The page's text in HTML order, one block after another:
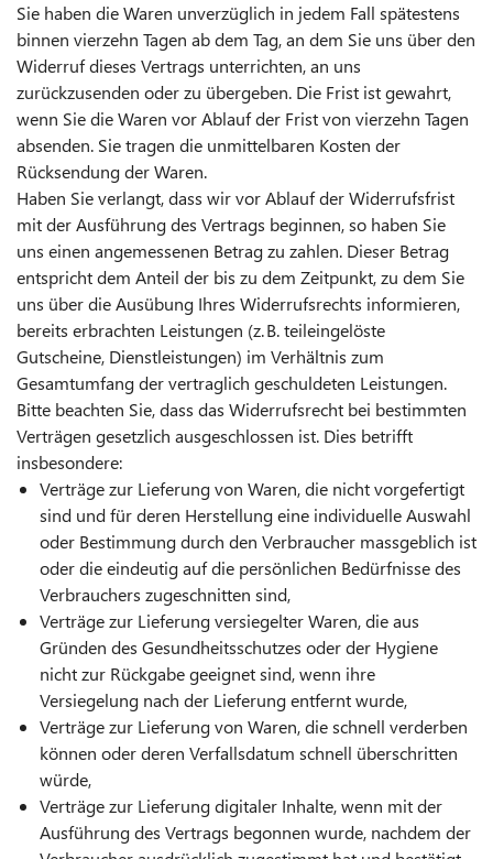
Sie haben die Waren unverzüglich in jedem Fall spätestens
binnen vierzehn Tagen ab dem Tag, an dem Sie uns über den
Widerruf dieses Vertrags unterrichten, an uns
zurückzusenden oder zu übergeben. Die Frist ist gewahrt,
wenn Sie die Waren vor Ablauf der Frist von vierzehn Tagen
absenden. Sie tragen die unmittelbaren Kosten der
Rücksendung der Waren.
Haben Sie verlangt, dass wir vor Ablauf der Widerrufsfrist
mit der Ausführung des Vertrags beginnen, so haben Sie
uns einen angemessenen Betrag zu zahlen. Dieser Betrag
entspricht dem Anteil der bis zu dem Zeitpunkt, zu dem Sie
uns über die Ausübung Ihres Widerrufsrechts informieren,
bereits erbrachten Leistungen (z. B. teileingelöste
Gutscheine, Dienstleistungen) im Verhältnis zum
Gesamtumfang der vertraglich geschuldeten Leistungen.
Bitte beachten Sie, dass das Widerrufsrecht bei bestimmten
Verträgen gesetzlich ausgeschlossen ist. Dies betrifft
insbesondere:
Verträge zur Lieferung von Waren, die nicht vorgefertigt
sind und für deren Herstellung eine individuelle Auswahl
oder Bestimmung durch den Verbraucher massgeblich ist
oder die eindeutig auf die persönlichen Bedürfnisse des
Verbrauchers zugeschnitten sind,
Verträge zur Lieferung versiegelter Waren, die aus
Gründen des Gesundheitsschutzes oder der Hygiene
nicht zur Rückgabe geeignet sind, wenn ihre
Versiegelung nach der Lieferung entfernt wurde,
Verträge zur Lieferung von Waren, die schnell verderben
können oder deren Verfallsdatum schnell überschritten
würde,
Verträge zur Lieferung digitaler Inhalte, wenn mit der
Ausführung des Vertrags begonnen wurde, nachdem der